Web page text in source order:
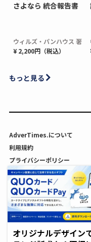
さよなら 統合報告書
ウィルズ・パンハウス 著
¥ 2,200円（税込）
もっと見る
AdverTimes.について
利用規約
プライバシーポリシー
利用者情報の外部送信につい
オリジナルデザイン